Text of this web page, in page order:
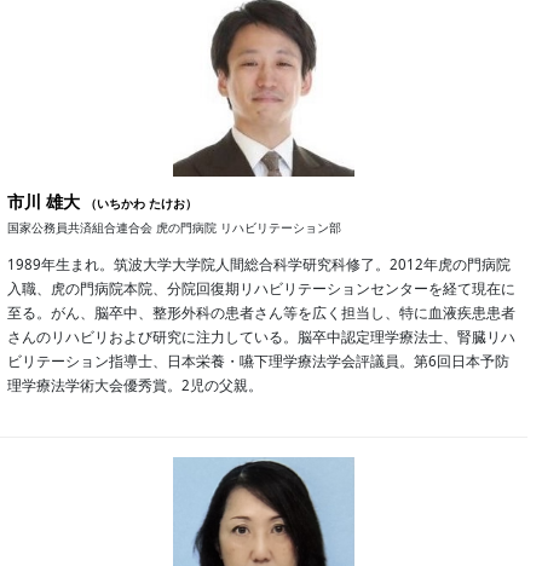
市川 雄大
（いちかわ たけお）
国家公務員共済組合連合会 虎の門病院 リハビリテーション部
1989年生まれ。筑波大学大学院人間総合科学研究科修了。2012年虎の門病院
入職、虎の門病院本院、分院回復期リハビリテーションセンターを経て現在に
至る。がん、脳卒中、整形外科の患者さん等を広く担当し、特に血液疾患患者
さんのリハビリおよび研究に注力している。脳卒中認定理学療法士、腎臓リハ
ビリテーション指導士、日本栄養・嚥下理学療法学会評議員。第6回日本予防
理学療法学術大会優秀賞。2児の父親。